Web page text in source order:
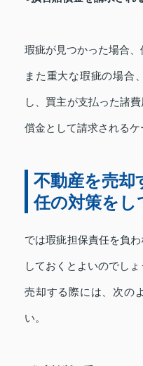
瑕疵が見つかった場合、
また重大な瑕疵の場合
し、買主が支払った諸
償金として請求されるケ
不動産を売却
任の対策をし
では瑕疵担保責任を負
しておくとよいのでしょ
売却する際には、次の
い。